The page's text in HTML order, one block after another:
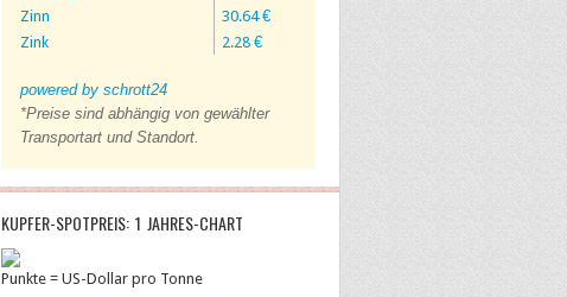
Zinn
30.64 €
Zink
2.28 €
powered by schrott24
*Preise sind abhängig von gewählter
Transportart und Standort.
KUPFER-SPOTPREIS: 1 JAHRES-CHART
Punkte = US-Dollar pro Tonne